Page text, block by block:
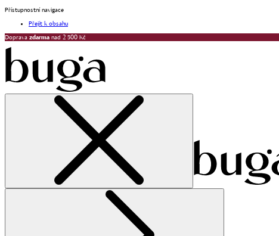
Přístupnostní navigace
Přejít k obsahu
Doprava zdarma nad 2 500 Kč